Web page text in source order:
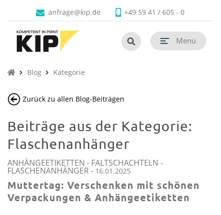
öffnen
öffnen
öffnen
öffnen
öffnen
Untermenü schließen
Faltschachteln
Untermenü
Untermenü
Untermenü schließen
Produkte
Untermenü
Untermenü schließen
Branchen
Untermenü schließen
Unternehmen
Untermenü schließen
Kontaktanfrage@kip.de +49 59 41 / 605 - 0
Menü
Blog Kategorie
Zurück zu allen Blog-Beiträgen
Beiträge aus der Kategorie:
Flaschenanhänger
ANHÄNGEETIKETTEN - FALTSCHACHTELN -
FLASCHENANHÄNGER- 16.01.2025
Muttertag: Verschenken mit schönen
Verpackungen & Anhängeetiketten